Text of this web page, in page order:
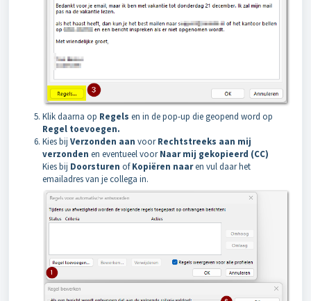
Klik daarna op Regels en in de pop-up die geopend word op
Regel toevoegen.
Kies bij Verzonden aan voorRechtstreeks aan mij
verzonden en eventueel voorNaar mij gekopieerd (CC)
Kies bij Doorsturen ofKopiëren naaren vul daar het
emailadres van je collega in.